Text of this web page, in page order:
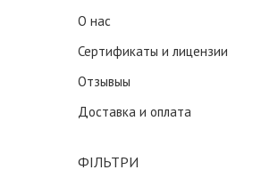
О нас
Сертификаты и лицензии
Отзывыы
Доставка и оплата
ФІЛЬТРИ